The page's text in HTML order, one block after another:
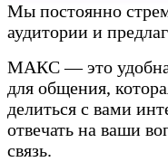
Мы постоянно
аудитории и
МАКС — это
для общения,
делиться с вами
отвечать на ваши
связь.